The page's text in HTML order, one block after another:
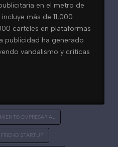
en el metro de
más de 11,000
carteles en plataformas
publicidad ha generado
vandalismo y críticas
EMPRESARIAL
FRIEND STARTUP